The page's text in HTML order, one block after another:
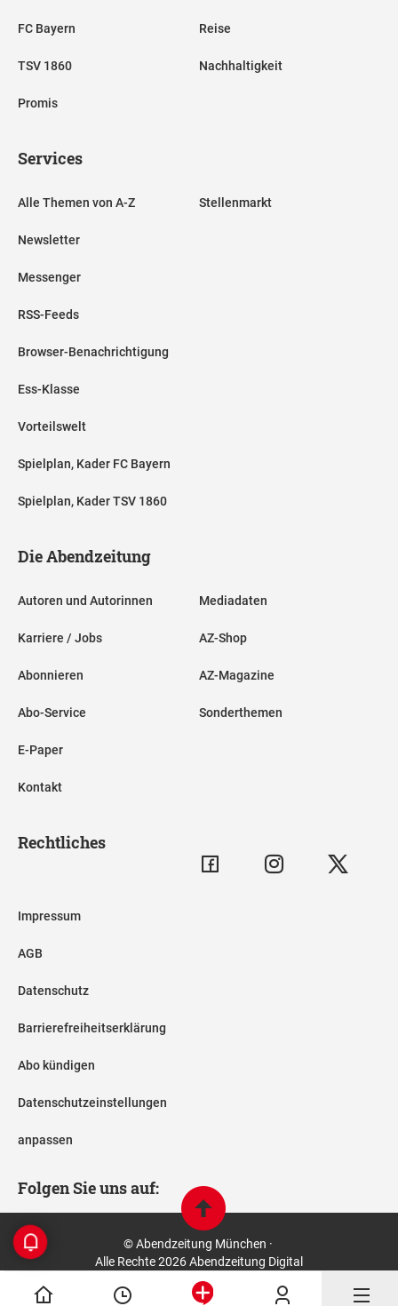
FC Bayern
TSV 1860
Promis
Reise
Nachhaltigkeit
Services
Alle Themen von A-Z
Newsletter
Messenger
RSS-Feeds
Browser-Benachrichtigung
Ess-Klasse
Vorteilswelt
Spielplan, Kader FC Bayern
Spielplan, Kader TSV 1860
Stellenmarkt
Die Abendzeitung
Autoren und Autorinnen
Karriere / Jobs
Abonnieren
Abo-Service
E-Paper
Kontakt
Mediadaten
AZ-Shop
AZ-Magazine
Sonderthemen
Rechtliches
Impressum
AGB
Datenschutz
Barrierefreiheitserklärung
Abo kündigen
Datenschutzeinstellungen
anpassen
Folgen Sie uns auf:
© Abendzeitung München ·
Alle Rechte 2026 Abendzeitung Digital